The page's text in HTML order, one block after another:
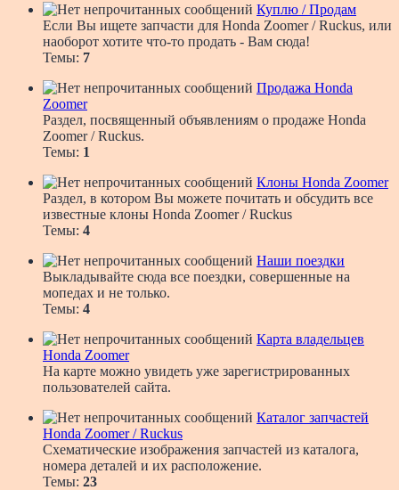
Куплю / Продам
Если Вы ищете запчасти для Honda Zoomer / Ruckus, или
наоборот хотите что-то продать - Вам сюда!
Темы: 7
Продажа Honda
Zoomer
Раздел, посвященный объявлениям о продаже Honda
Zoomer / Ruckus.
Темы: 1
Клоны Honda Zoomer
Раздел, в котором Вы можете почитать и обсудить все
известные клоны Honda Zoomer / Ruckus
Темы: 4
Наши поездки
Выкладывайте сюда все поездки, совершенные на
мопедах и не только.
Темы: 4
Карта владельцев
Honda Zoomer
На карте можно увидеть уже зарегистрированных
пользователей сайта.
Каталог запчастей
Honda Zoomer / Ruckus
Схематические изображения запчастей из каталога,
номера деталей и их расположение.
Темы: 23